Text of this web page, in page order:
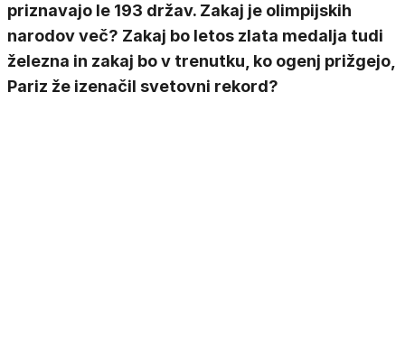
priznavajo le 193 držav. Zakaj je olimpijskih
narodov več? Zakaj bo letos zlata medalja tudi
železna in zakaj bo v trenutku, ko ogenj prižgejo,
Pariz že izenačil svetovni rekord?